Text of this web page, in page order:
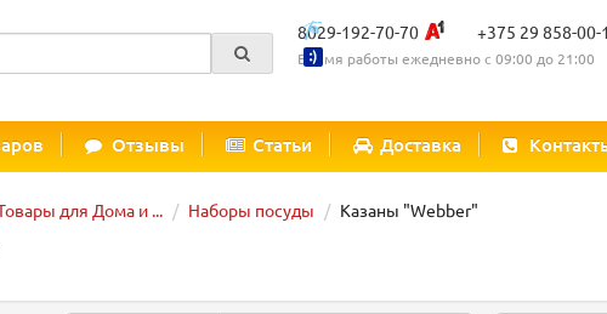
8029-192-70-70 +375 29 858-00-
Время работы ежедневно с 09:00 до 21:00
Отзывы Статьи Доставка
для Дома и ... Наборы посуды Казаны "Webber"